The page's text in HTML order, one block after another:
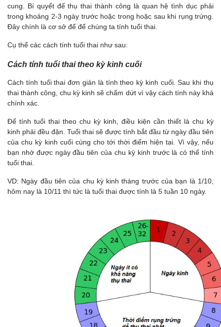
cung. Bí quyết để thụ thai thành công là quan hệ tình dục phải
trong khoảng 2-3 ngày trước hoặc trong hoặc sau khi rụng trứng.
Đây chính là cơ sở để để chúng ta tính tuổi thai.
Cụ thể các cách tính tuổi thai như sau:
Cách tính tuổi thai theo kỳ kinh cuối
Cách tính tuổi thai đơn giản là tính theo kỳ kinh cuối. Sau khi thụ
thai thành công, chu kỳ kinh sẽ chấm dứt vì vậy cách tính này khá
chính xác.
Để tính tuổi thai theo chu kỳ kinh, điều kiện cần thiết là chu kỳ
kinh phải đều đặn. Tuổi thai sẽ được tính bắt đầu từ ngày đầu tiên
của chu kỳ kinh cuối cùng cho tới thời điểm hiện tại. Vì vậy, nếu
bạn nhớ được ngày đầu tiên của chu kỳ kinh trước là có thể tính
tuổi thai.
VD: Ngày đầu tiên của chu kỳ kinh tháng trước của bạn là 1/10,
hôm nay là 10/11 thì tức là tuổi thai được tính là 5 tuần 10 ngày.